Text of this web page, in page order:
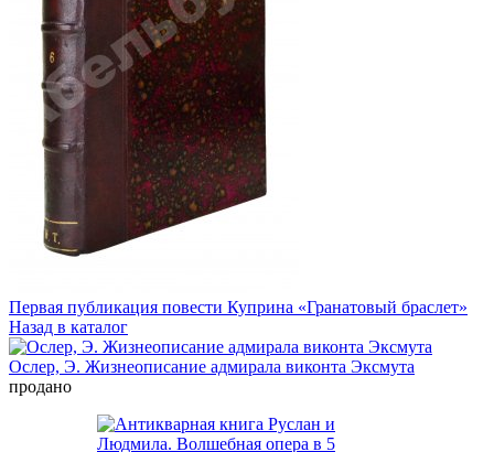
Первая публикация повести Куприна «Гранатовый браслет»
Назад в каталог
Ослер, Э. Жизнеописание адмирала виконта Эксмута
продано